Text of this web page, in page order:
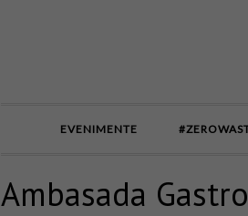
EVENIMENTE
Ambasada